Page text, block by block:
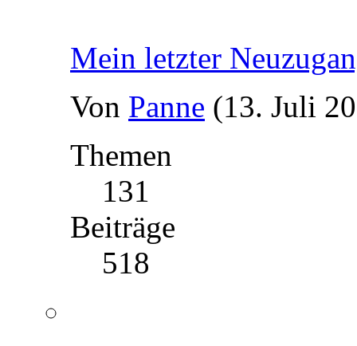
Mein letzter
Von Panne (13. Juli
Themen
131
Beiträge
518